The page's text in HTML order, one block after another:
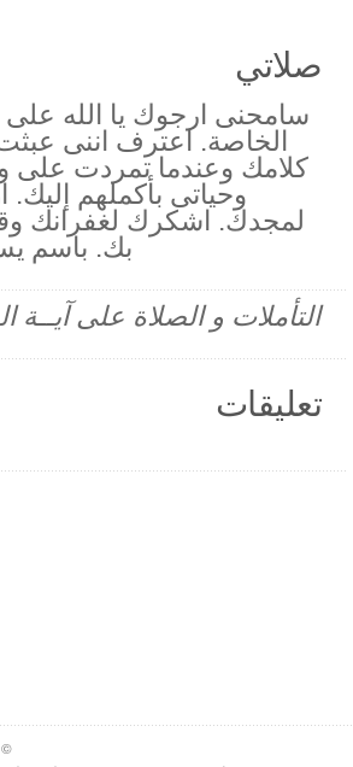
صلاتي
سامحنى ارجوك يا الله
الخاصة. اعترف اننى
كلامك وعندما تمردت على
وحياتى بأكملهم
لمجدك. اشكرك لغفرانك
بك. باسم
التأملات و الصلاة على
تعليقات
© 1998-2026 Heartlight, Inc. Verseoftheday.com